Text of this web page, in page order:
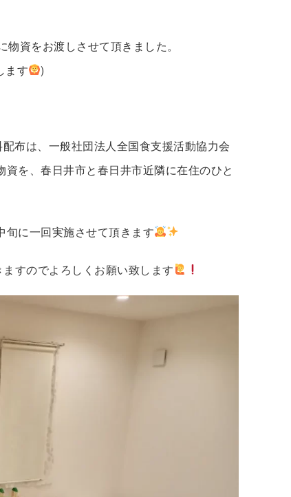
資をお渡しさせて頂きました。
ます
)
布は、一般社団法人全国食支援活動協力会
を、春日井市と春日井市近隣に在住のひと
旬に一回実施させて頂きます
すのでよろしくお願い致します